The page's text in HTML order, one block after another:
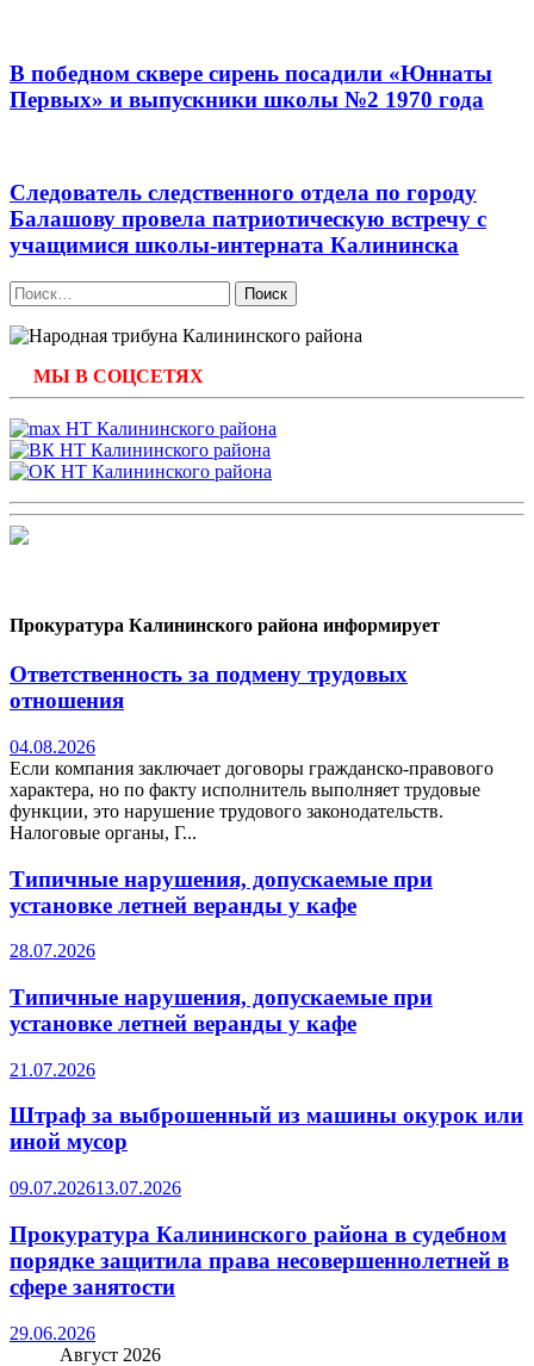
В победном сквере сирень посадили «Юннаты
Первых» и выпускники школы №2 1970 года
Следователь следственного отдела по городу
Балашову провела патриотическую встречу с
учащимися школы-интерната Калининска
Найти:
МЫ В СОЦСЕТЯХ
Прокуратура Калининского района информирует
Ответственность за подмену трудовых
отношения
04.08.2026
Если компания заключает договоры гражданско-правового
характера, но по факту исполнитель выполняет трудовые
функции, это нарушение трудового законодательств.
Налоговые органы, Г...
Типичные нарушения, допускаемые при
установке летней веранды у кафе
28.07.2026
Типичные нарушения, допускаемые при
установке летней веранды у кафе
21.07.2026
Штраф за выброшенный из машины окурок или
иной мусор
09.07.202613.07.2026
Прокуратура Калининского района в судебном
порядке защитила права несовершеннолетней в
сфере занятости
29.06.2026
Август 2026